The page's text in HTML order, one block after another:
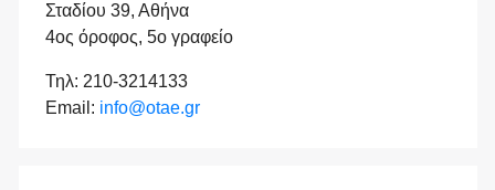
Σταδίου 39, Αθήνα
4ος όροφος, 5ο γραφείο
Τηλ: 210-3214133
Email: info@otae.gr